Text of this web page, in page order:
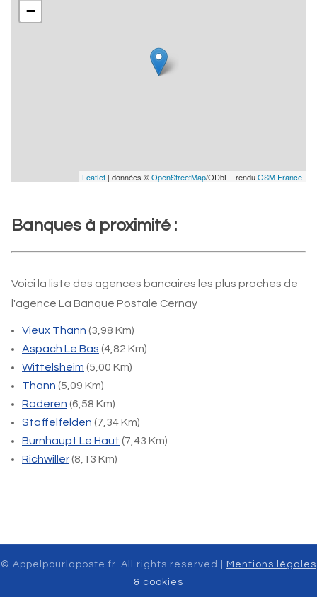
−
Leaflet | données ©OpenStreetMap/ODbL - renduOSM France
Banques à proximité :
Voici la liste des agences bancaires les plus proches de
l'agence La Banque Postale Cernay
Vieux Thann (3,98 Km)
Aspach Le Bas (4,82 Km)
Wittelsheim (5,00 Km)
Thann (5,09 Km)
Roderen (6,58 Km)
Staffelfelden (7,34 Km)
Burnhaupt Le Haut (7,43 Km)
Richwiller(8,13 Km)
© Appelpourlaposte.fr. All rights reserved |
Mentions légales
& cookies